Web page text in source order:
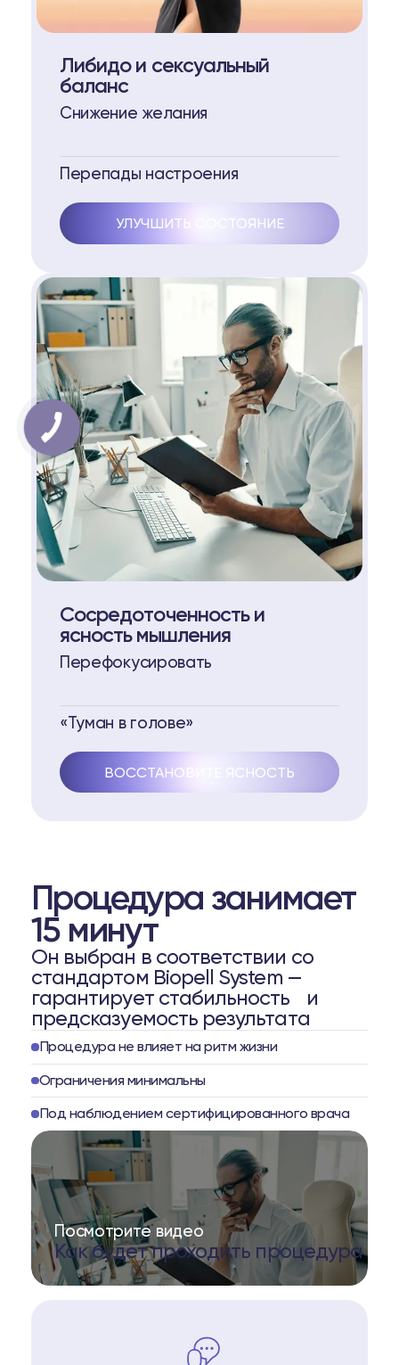
Либидо и сексуальный
баланс
Снижение желания
Перепады настроения
УЛУЧШИТЬ СОСТОЯНИЕ
Сосредоточенность и
ясность мышления
Перефокусировать
«Туман в голове»
ВОССТАНОВИТЕ ЯСНОСТЬ
Процедура занимает
15 минут
Он выбран в соответствии со
стандартом Biopell System —
гарантирует стабильность и
предсказуемость результата
Процедура не влияет на ритм жизни
Ограничения минимальны
Под наблюдением сертифицированного врача
Посмотрите видео
Как будет проходить процедура